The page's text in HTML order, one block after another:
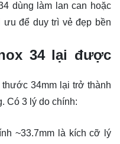
dùng làm lan can hoặc
để duy trì vẻ đẹp bền
34 lại được
34mm lại trở thành
Có 3 lý do chính:
~33.7mm là kích cỡ lý